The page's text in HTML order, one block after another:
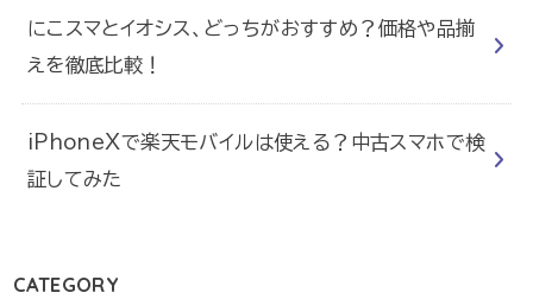
にこスマとイオシス、どっちがおすすめ？価格や品揃
えを徹底比較！
iPhoneXで楽天モバイルは使える？中古スマホで検
証してみた
CATEGORY